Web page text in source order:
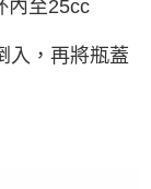
內至25cc
入，再將瓶蓋